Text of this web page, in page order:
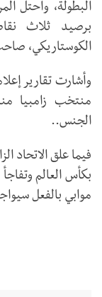
الكوستاريكي،
وأشارت تقارير
الجنس..
فيما علق الاتحاد
بكأس العالم
موابي بالفعل